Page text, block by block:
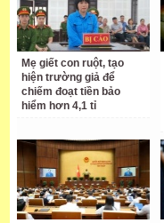
Mẹ giết con ruột, tạo
hiện trường giả để
chiếm đoạt tiền bảo
hiểm hơn 4,1 tỉ